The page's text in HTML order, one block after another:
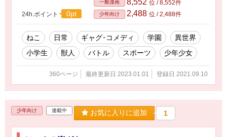
24h.ポイント 0pt
一般漫画 位 / 8,552件
少年向け 2,488 位 / 2,488件
ねこ 日常 ギャグ･コメディ 学園
異世界
小学生
獣人 バトル スポーツ 少年少女
360ページ 最終更新日 2023.01.01 登録日 2021.09.10
少年向け 連載中 お気に入りに追加 1